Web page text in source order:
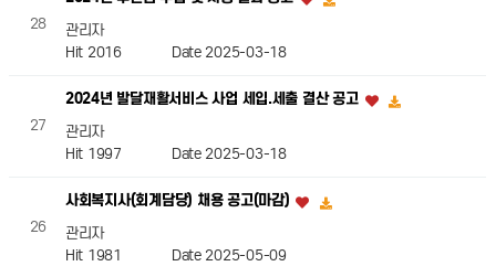
28
관리자
Hit 2016 Date 2025-03-18
27
2024년 발달재활서비스 사업 세입.세출 결산 공고
관리자
Hit 1997 Date 2025-03-18
26
사회복지사(회계담당) 채용 공고(마감)
관리자
Hit 1981 Date 2025-05-09